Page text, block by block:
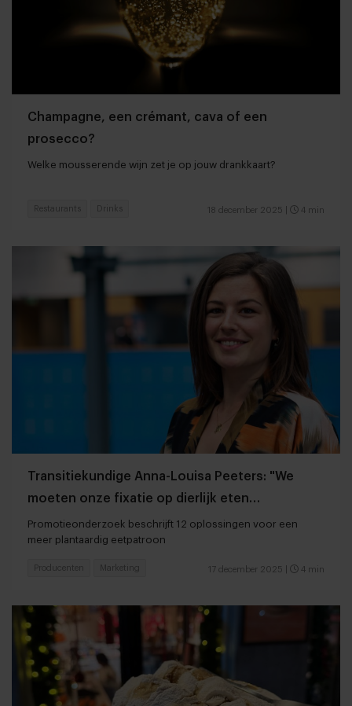
Champagne, een crémant, cava of een
prosecco?
Welke mousserende wijn zet je op jouw drankkaart?
18 december 2025 4 min
Restaurants Drinks
Transitiekundige Anna-Louisa Peeters: "We
moeten onze fixatie op dierlijk eten
doorbreken"
Promotieonderzoek beschrijft 12 oplossingen voor een
meer plantaardig eetpatroon
17 december 2025 4 min
Producenten Marketing